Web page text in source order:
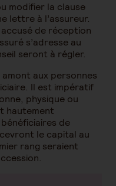
modifier la clause
lettre à l’assureur.
de réception
s’adresse au
seront à régler.
aux personnes
Il est impératif
physique ou
hautement
de
le capital au
rang seraient